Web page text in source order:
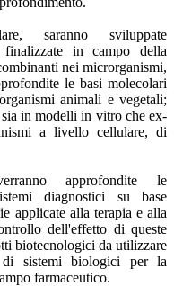
saranno sviluppate
in campo della
nei microrganismi,
le basi molecolari
animali e vegetali;
in modelli in vitro che ex-
a livello cellulare, di
approfondite le
diagnostici su base
applicate alla terapia e alla
dell'effetto di queste
biotecnologici da utilizzare
sistemi biologici per la
farmaceutico.